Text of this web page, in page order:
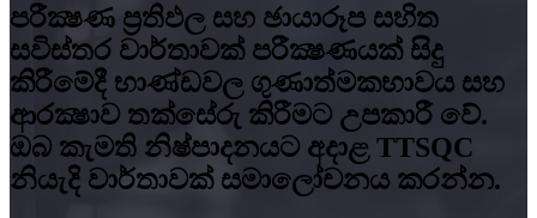
පරීක්‍ෂණ ප්‍රතිඵල සහ ඡායාරූප සහිත
සවිස්තර වාර්තාවක් පරීක්‍ෂණයක් සිදු
කිරීමේදී භාණ්ඩවල ගුණාත්මකභාවය සහ
ආරක්‍ෂාව තක්සේරු කිරීමට උපකාරී වේ.
ඔබ කැමති නිෂ්පාදනයට අදාළ TTSQC
නියැදි වාර්තාවක් සමාලෝචනය කරන්න.